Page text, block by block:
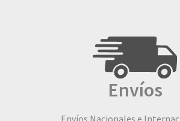
Envíos